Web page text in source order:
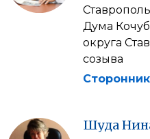
Дума
округа
созыва
Сторонник
Шуда